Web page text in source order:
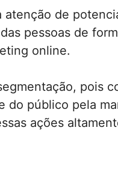
atenção de
pessoas de
online.
pois
do público pela
ações